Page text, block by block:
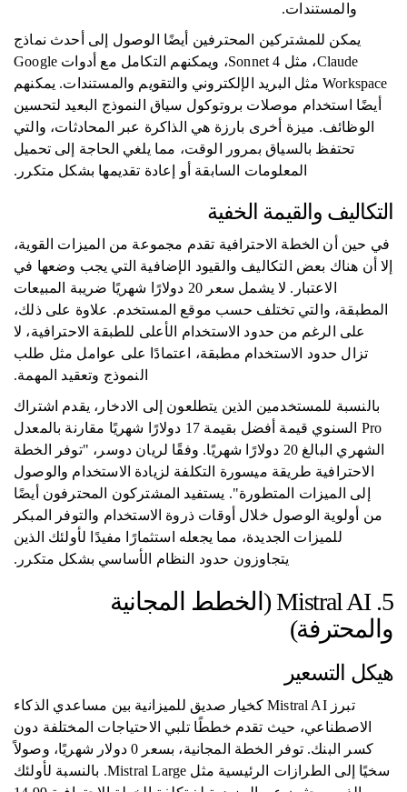
والمستندات.
يمكن للمشتركين المحترفين أيضًا الوصول إلى أحدث نماذج
Claude، مثل Sonnet 4، ويمكنهم التكامل مع أدوات Google
Workspace مثل البريد الإلكتروني والتقويم والمستندات. يمكنهم
أيضًا استخدام موصلات بروتوكول سياق النموذج البعيد لتحسين
الوظائف. ميزة أخرى بارزة هي الذاكرة عبر المحادثات، والتي
تحتفظ بالسياق بمرور الوقت، مما يلغي الحاجة إلى تحميل
المعلومات السابقة أو إعادة تقديمها بشكل متكرر.
التكاليف والقيمة الخفية
في حين أن الخطة الاحترافية تقدم مجموعة من الميزات القوية،
إلا أن هناك بعض التكاليف والقيود الإضافية التي يجب وضعها في
الاعتبار. لا يشمل سعر 20 دولارًا شهريًا ضريبة المبيعات
المطبقة، والتي تختلف حسب موقع المستخدم. علاوة على ذلك،
على الرغم من حدود الاستخدام الأعلى للطبقة الاحترافية، لا
تزال حدود الاستخدام مطبقة، اعتمادًا على عوامل مثل طلب
النموذج وتعقيد المهمة.
بالنسبة للمستخدمين الذين يتطلعون إلى الادخار، يقدم اشتراك
Pro السنوي قيمة أفضل بقيمة 17 دولارًا شهريًا مقارنة بالمعدل
الشهري البالغ 20 دولارًا شهريًا. وفقًا لريان دوسر، "توفر الخطة
الاحترافية طريقة ميسورة التكلفة لزيادة الاستخدام والوصول
إلى الميزات المتطورة". يستفيد المشتركون المحترفون أيضًا
من أولوية الوصول خلال أوقات ذروة الاستخدام والتوفر المبكر
للميزات الجديدة، مما يجعله استثمارًا مفيدًا لأولئك الذين
يتجاوزون حدود النظام الأساسي بشكل متكرر.
5. Mistral AI (الخطط المجانية
والمحترفة)
هيكل التسعير
تبرز Mistral AI كخيار صديق للميزانية بين مساعدي الذكاء
الاصطناعي، حيث تقدم خططًا تلبي الاحتياجات المختلفة دون
كسر البنك. توفر الخطة المجانية، بسعر 0 دولار شهريًا، وصولاً
سخيًا إلى الطرازات الرئيسية مثل Mistral Large. بالنسبة لأولئك